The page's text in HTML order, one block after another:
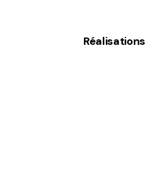
Réalisations